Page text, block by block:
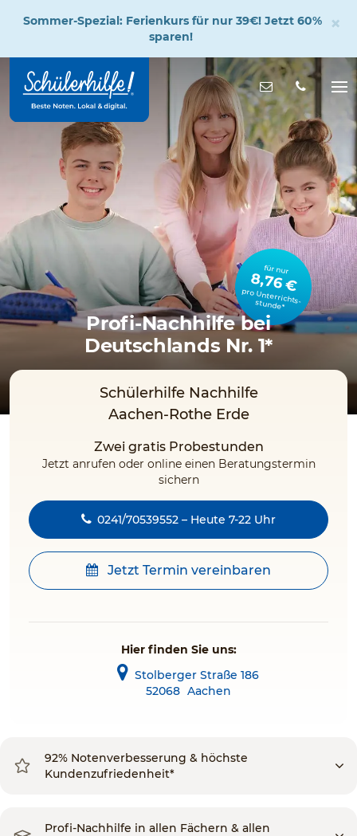
Hauptinhalt
Nachricht
für nur
8,76 €
pro Unterrichts­stunde*
Profi-Nachhilfe bei
Deutschlands Nr. 1*
Schülerhilfe Nachhilfe
Aachen-Rothe Erde
Zwei gratis Probestunden
Jetzt anrufen oder online einen Beratungstermin
sichern
0241/70539552 – Heute 7-22 Uhr
Jetzt Termin vereinbaren
Hier finden Sie uns:
Stolberger Straße 186
52068 Aachen
Sommer-Spezial: Ferienkurs für nur 39€! Jetzt 60%
sparen!
×
92% Notenverbesserung & höchste
Kundenzufriedenheit*
Profi-Nachhilfe in allen Fächern & allen